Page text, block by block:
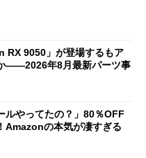
RX 9050」が登場するもア
――2026年8月最新パーツ事
ルやってたの？」80％OFF
Amazonの本気が凄すぎる